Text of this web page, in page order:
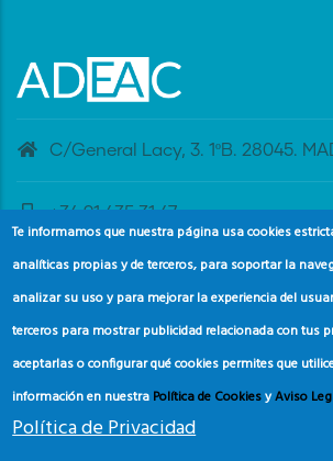
C/General Lacy, 3. 1ºB. 28045.
+34 91 435 31 47
banderaazul@adeac.es
Te informamos que nuestra página usa cookies
analíticas propias y de terceros, para soportar la
analizar su uso y para mejorar la experiencia del
terceros para mostrar publicidad relacionada con tus
aceptarlas o configurar qué cookies permites que
información en nuestra Política de CookiesyAviso
Política de Privacidad